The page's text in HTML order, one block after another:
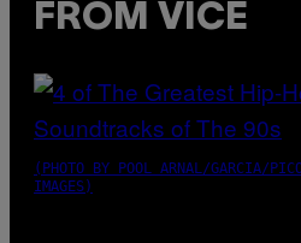
FROM VICE
(PHOTO BY POOL ARNAL/GARCIA/
IMAGES)